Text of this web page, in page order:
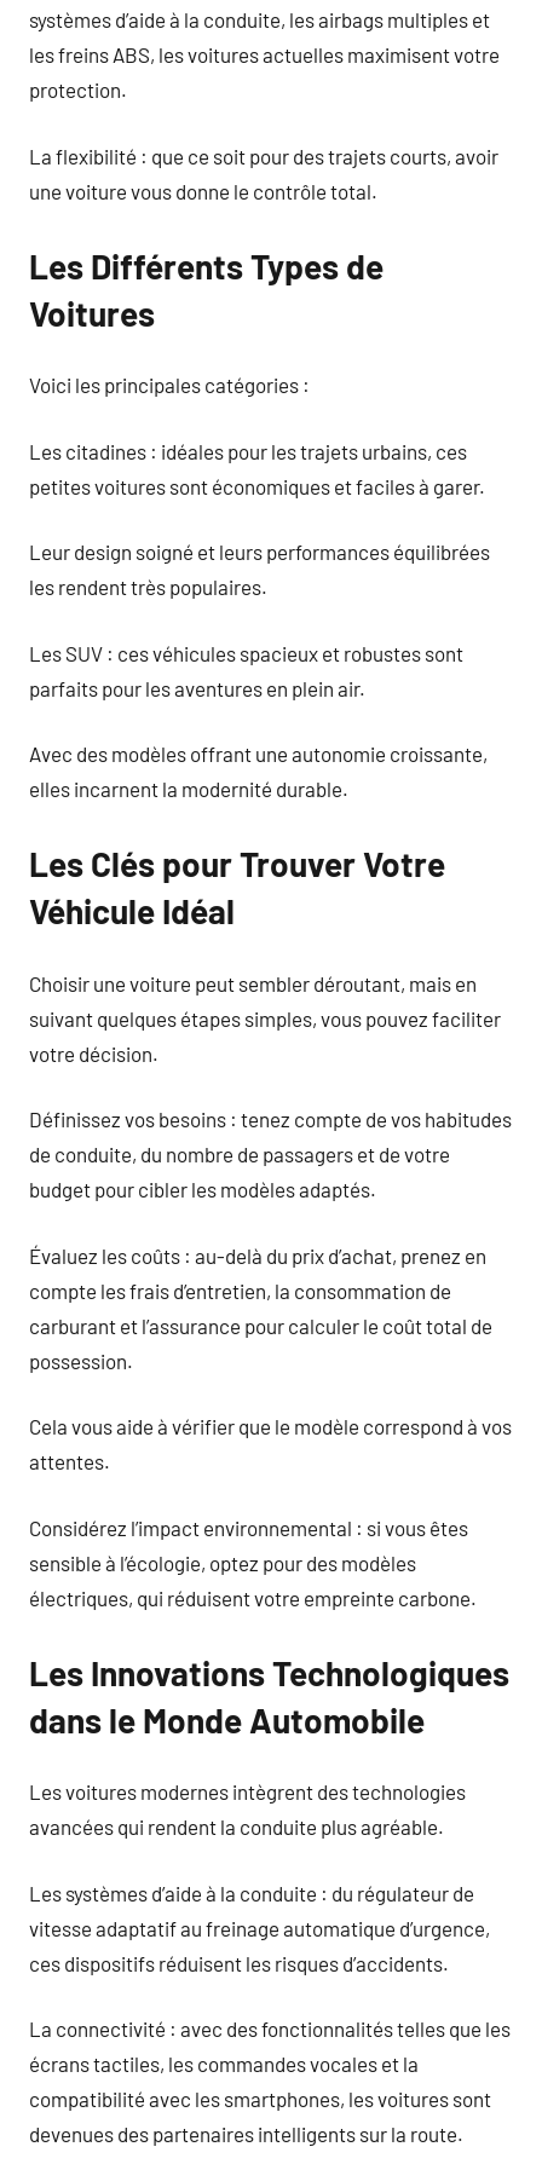
systèmes d’aide à la conduite, les airbags multiples et
les freins ABS, les voitures actuelles maximisent votre
protection.
La flexibilité : que ce soit pour des trajets courts, avoir
une voiture vous donne le contrôle total.
Les Différents Types de
Voitures
Voici les principales catégories :
Les citadines : idéales pour les trajets urbains, ces
petites voitures sont économiques et faciles à garer.
Leur design soigné et leurs performances équilibrées
les rendent très populaires.
Les SUV : ces véhicules spacieux et robustes sont
parfaits pour les aventures en plein air.
Avec des modèles offrant une autonomie croissante,
elles incarnent la modernité durable.
Les Clés pour Trouver Votre
Véhicule Idéal
Choisir une voiture peut sembler déroutant, mais en
suivant quelques étapes simples, vous pouvez faciliter
votre décision.
Définissez vos besoins : tenez compte de vos habitudes
de conduite, du nombre de passagers et de votre
budget pour cibler les modèles adaptés.
Évaluez les coûts : au-delà du prix d’achat, prenez en
compte les frais d’entretien, la consommation de
carburant et l’assurance pour calculer le coût total de
possession.
Cela vous aide à vérifier que le modèle correspond à vos
attentes.
Considérez l’impact environnemental : si vous êtes
sensible à l’écologie, optez pour des modèles
électriques, qui réduisent votre empreinte carbone.
Les Innovations Technologiques
dans le Monde Automobile
Les voitures modernes intègrent des technologies
avancées qui rendent la conduite plus agréable.
Les systèmes d’aide à la conduite : du régulateur de
vitesse adaptatif au freinage automatique d’urgence,
ces dispositifs réduisent les risques d’accidents.
La connectivité : avec des fonctionnalités telles que les
écrans tactiles, les commandes vocales et la
compatibilité avec les smartphones, les voitures sont
devenues des partenaires intelligents sur la route.